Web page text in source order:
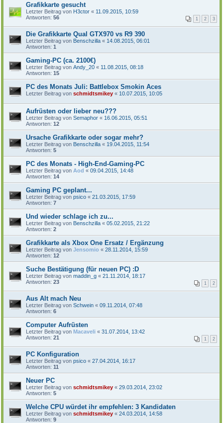
Grafikkarte gesucht
Letzter Beitrag von H3ctor « 11.09.2015, 10:59
Antworten: 56 1 2 3
Die Grafikkarte Qual GTX970 vs R9 390
Letzter Beitrag von Benschzilla « 14.08.2015, 06:01
Antworten: 1
Gaming-PC (ca. 2100€)
Letzter Beitrag von Andy_20 « 11.08.2015, 08:18
Antworten: 15
PC des Monats Juli: Battlebox Smokin Aces
Letzter Beitrag von schmidtsmikey « 10.07.2015, 10:05
Aufrüsten oder lieber neu???
Letzter Beitrag von Semaphor « 16.06.2015, 05:51
Antworten: 12
Ursache Grafikkarte oder sogar mehr?
Letzter Beitrag von Benschzilla « 19.04.2015, 11:54
Antworten: 5
PC des Monats - High-End-Gaming-PC
Letzter Beitrag von Aod « 09.04.2015, 14:48
Antworten: 14
Gaming PC geplant...
Letzter Beitrag von psico « 21.03.2015, 17:59
Antworten: 7
Und wieder schlage ich zu...
Letzter Beitrag von Benschzilla « 05.02.2015, 21:22
Antworten: 2
Grafikkarte als Xbox One Ersatz / Ergänzung
Letzter Beitrag von Jensomio « 28.11.2014, 15:59
Antworten: 12
Suche Bestätigung (für neuen PC) :D
Letzter Beitrag von maddin_g « 21.11.2014, 18:17
Antworten: 23 1 2
Aus Alt mach Neu
Letzter Beitrag von Schwein « 09.11.2014, 07:48
Antworten: 6
Computer Aufrüsten
Letzter Beitrag von Macaveli « 31.07.2014, 13:42
Antworten: 21 1 2
PC Konfiguration
Letzter Beitrag von psico « 27.04.2014, 16:17
Antworten: 11
Neuer PC
Letzter Beitrag von schmidtsmikey « 29.03.2014, 23:02
Antworten: 5
Welche CPU würdet ihr empfehlen: 3 Kandidaten
Letzter Beitrag von schmidtsmikey « 24.03.2014, 14:58
Antworten: 9